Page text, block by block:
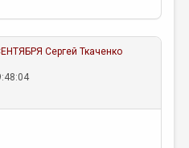
Сергей Ткаченко